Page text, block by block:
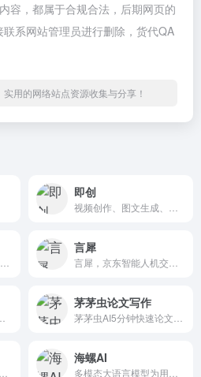
容，都属于合规合法，后期网页的
系网站管理员进行删除，货代QA
用的网络站点资源收集与分享！
即创
言犀
茅茅虫论文写作
海螺AI